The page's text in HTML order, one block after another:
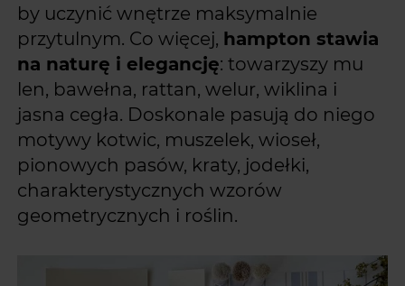
by uczynić wnętrze maksymalnie
przytulnym. Co więcej, hampton stawia
na naturę i elegancję: towarzyszy mu
len, bawełna, rattan, welur, wiklina i
jasna cegła. Doskonale pasują do niego
motywy kotwic, muszelek, wioseł,
pionowych pasów, kraty, jodełki,
charakterystycznych wzorów
geometrycznych i roślin.